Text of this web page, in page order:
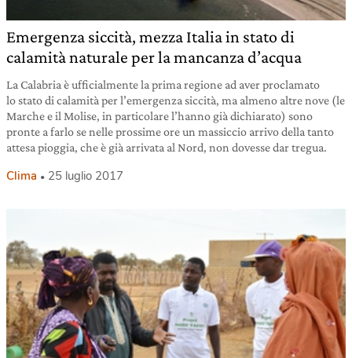
Emergenza siccità, mezza Italia in stato di
calamità naturale per la mancanza d’acqua
La Calabria è ufficialmente la prima regione ad aver proclamato
lo stato di calamità per l’emergenza siccità, ma almeno altre nove (le
Marche e il Molise, in particolare l’hanno già dichiarato) sono
pronte a farlo se nelle prossime ore un massiccio arrivo della tanto
attesa pioggia, che è già arrivata al Nord, non dovesse dar tregua.
Clima 25 luglio 2017